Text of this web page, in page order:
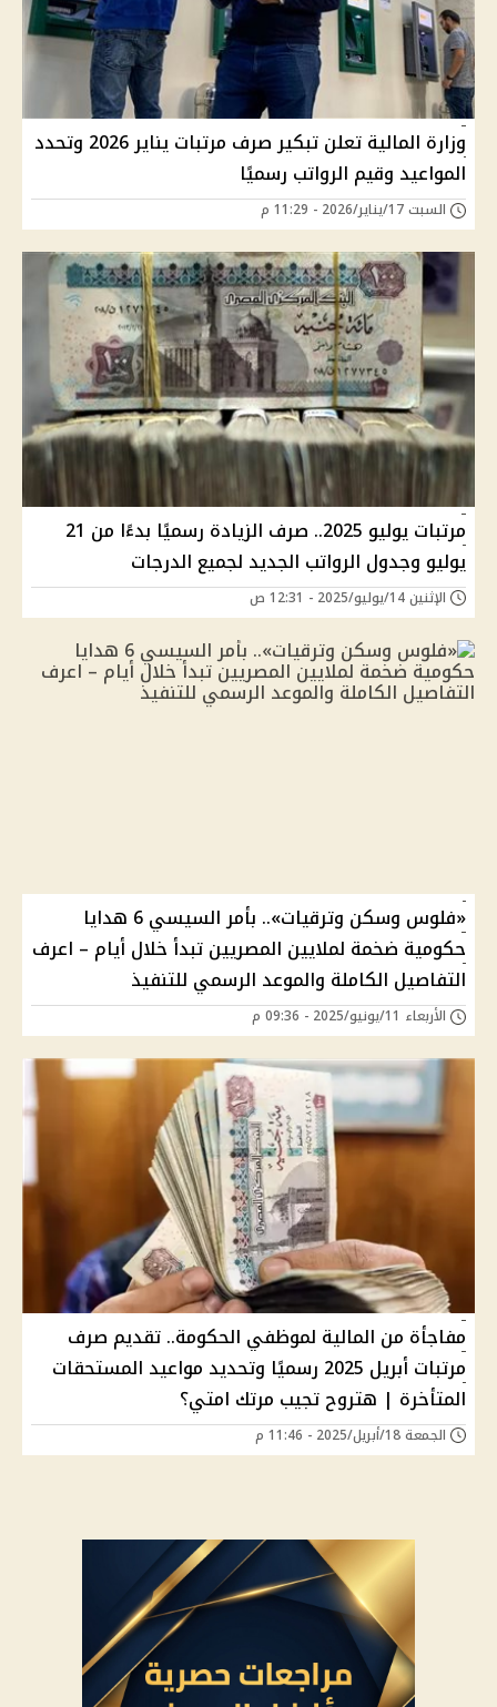
وزارة المالية تعلن تبكير صرف مرتبات يناير 2026 وتحدد
المواعيد وقيم الرواتب رسميًا
السبت 17/يناير/2026 - 11:29 م
مرتبات يوليو 2025.. صرف الزيادة رسميًا بدءًا من 21
يوليو وجدول الرواتب الجديد لجميع الدرجات
الإثنين 14/يوليو/2025 - 12:31 ص
«فلوس وسكن وترقيات».. بأمر السيسي 6 هدايا
حكومية ضخمة لملايين المصريين تبدأ خلال أيام – اعرف
التفاصيل الكاملة والموعد الرسمي للتنفيذ
الأربعاء 11/يونيو/2025 - 09:36 م
مفاجأة من المالية لموظفي الحكومة.. تقديم صرف
مرتبات أبريل 2025 رسميًا وتحديد مواعيد المستحقات
المتأخرة | هتروح تجيب مرتك امتي؟
الجمعة 18/أبريل/2025 - 11:46 م